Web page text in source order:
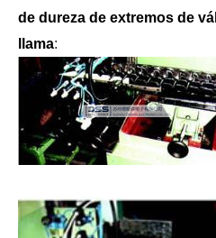
de dureza de extremos de
llama: